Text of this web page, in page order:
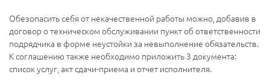
Обезопасить себя от некачественной работы можно, добавив в
договор о техническом обслуживании пункт об ответственности
подрядчика в форме неустойки за невыполнение обязательств.
К соглашению также необходимо приложить 3 документа:
список услуг, акт сдачи-приема и отчет исполнителя.